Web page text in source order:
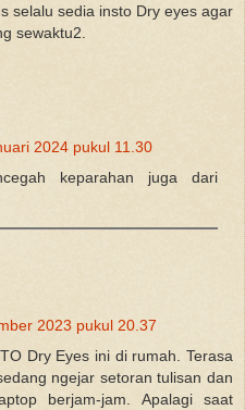
selalu sedia insto Dry eyes agar
sewaktu2.
2024 pukul 11.30
keparahan juga dari
2023 pukul 20.37
Dry Eyes ini di rumah. Terasa
ngejar setoran tulisan dan
berjam-jam. Apalagi saat